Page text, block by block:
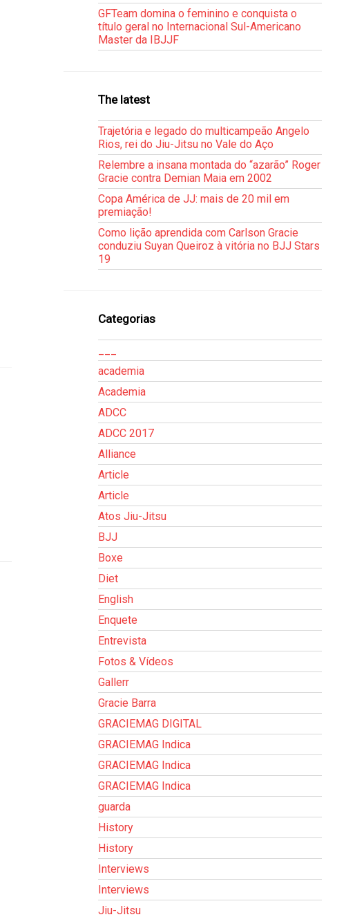
GFTeam domina o feminino e conquista o
título geral no Internacional Sul-Americano
Master da IBJJF
The latest
Trajetória e legado do multicampeão Angelo
Rios, rei do Jiu-Jitsu no Vale do Aço
Relembre a insana montada do “azarão” Roger
Gracie contra Demian Maia em 2002
Copa América de JJ: mais de 20 mil em
premiação!
Como lição aprendida com Carlson Gracie
conduziu Suyan Queiroz à vitória no BJJ Stars
19
Categorias
academia
Academia
ADCC
ADCC 2017
Alliance
Article
Article
Atos Jiu-Jitsu
BJJ
Boxe
Diet
English
Enquete
Entrevista
Fotos & Vídeos
Gallerr
Gracie Barra
GRACIEMAG DIGITAL
GRACIEMAG Indica
GRACIEMAG Indica
GRACIEMAG Indica
guarda
History
History
Interviews
Interviews
Jiu-Jitsu